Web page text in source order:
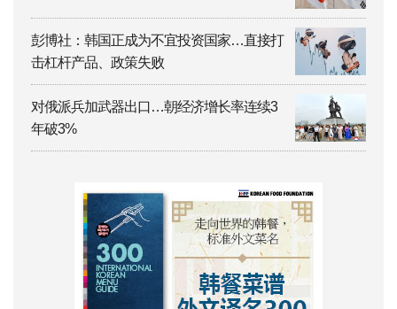
彭博社：韩国正成为不宜投资国家…直接打
击杠杆产品、政策失败
对俄派兵加武器出口…朝经济增长率连续3
年破3%